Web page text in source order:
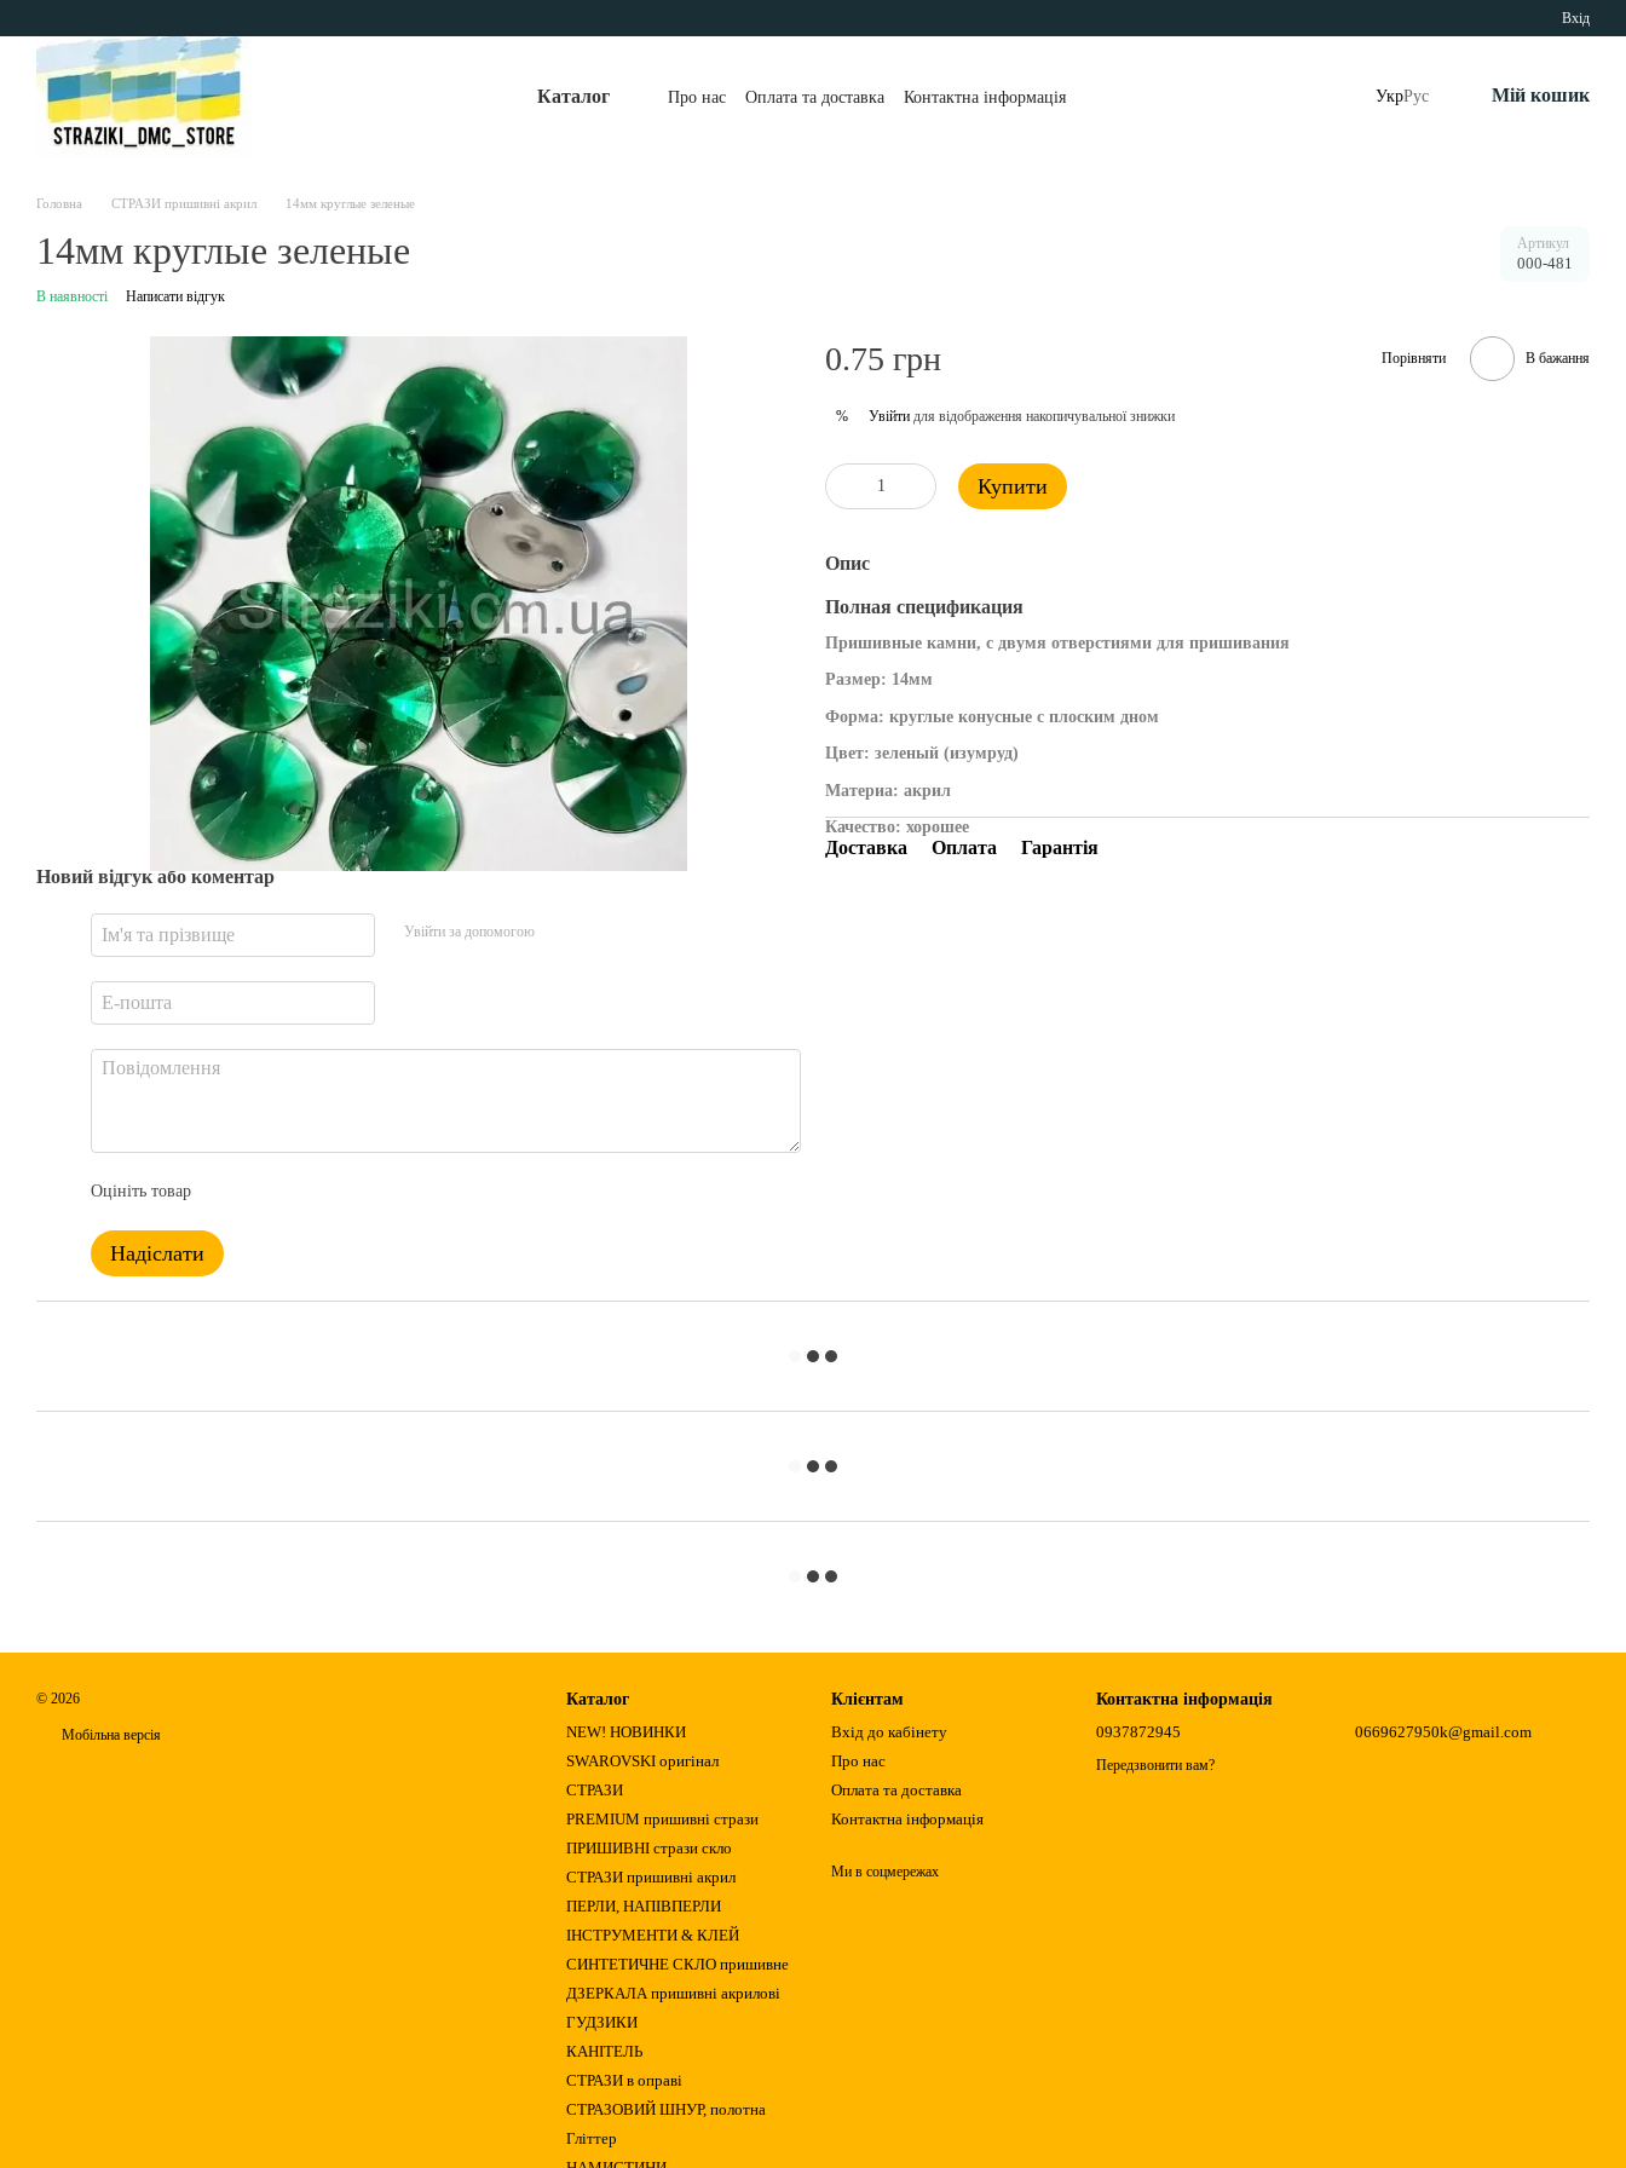
Вхід
Каталог Про нас Оплата та доставка Контактна інформація УкрРус Мій кошик
Головна СТРАЗИ пришивні акрил 14мм круглые зеленые
14мм круглые зеленые Артикул
000-481
В наявності Написати відгук
Новий відгук або коментар
Увійти за допомогою
Оцініть товар
Надіслати
0.75 грн Порівняти В бажання
% Увійти для відображення накопичувальної знижки
Купити
Опис
Полная спецификация
Пришивные камни, с двумя отверстиями для пришивания
Размер: 14мм
Форма: круглые конусные с плоским дном
Цвет: зеленый (изумруд)
Материа: акрил
Качество: хорошее
Доставка Оплата Гарантія
© 2026
Мобільна версія
Каталог
NEW! НОВИНКИ
SWAROVSKI оригінал
СТРАЗИ
PREMIUM пришивні стрази
ПРИШИВНІ стрази скло
СТРАЗИ пришивні акрил
ПЕРЛИ, НАПІВПЕРЛИ
ІНСТРУМЕНТИ & КЛЕЙ
СИНТЕТИЧНЕ СКЛО пришивне
ДЗЕРКАЛА пришивні акрилові
ГУДЗИКИ
КАНІТЕЛЬ
СТРАЗИ в оправі
СТРАЗОВИЙ ШНУР, полотна
Гліттер
Клієнтам
Вхід до кабінету
Про нас
Оплата та доставка
Контактна інформація
Ми в соцмережах
Контактна інформація
0937872945
Передзвонити вам?
0669627950k@gmail.com